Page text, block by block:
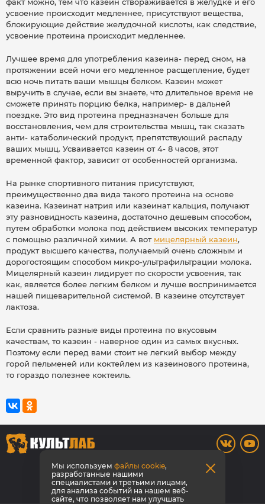
факт можно, тем что казеин створаживается в желудке и его
усвоение происходит медленнее, присутствуют вещества,
блокирующие действие желудочной кислоты, как следствие,
усвоение протеина происходит медленнее.
Лучшее время для употребления казеина- перед сном, на
протяжении всей ночи его медленное расщепление, будет
всю ночь питать ваши мышцы белком. Казеин может
выручить в случае, если вы знаете, что длительное время не
сможете принять порцию белка, например- в дальней
поездке. Это вид протеина предназначен больше для
восстановления, чем для строительства мышц, так сказать
анти- катаболический продукт, препятствующий распаду
ваших мышц. Усваивается казеин от 4- 8 часов, этот
временной фактор, зависит от особенностей организма.
На рынке спортивного питания присутствуют,
преимущественно два вида такого протеина на основе
казеина. Казеинат натрия или казеинат кальция, получают
эту разновидность казеина, достаточно дешевым способом,
путем обработки молока под действием высоких температур
с помощью различной химии. А вот мицелярный казеин,
продукт высшего качества, получаемый очень сложным и
дорогостоящим способом микро-ультрафильтрации молока.
Мицелярный казеин лидирует по скорости усвоения, так
как, является более легким белком и лучше воспринимается
нашей пищеварительной системой. В казеине отсутствует
лактоза.
Если сравнить разные виды протеина по вкусовым
качествам, то казеин - наверное один из самых вкусных.
Поэтому если перед вами стоит не легкий выбор между
горой пельменей или коктейлем из казеинового протеина,
то гораздо полезнее коктеиль.
8 800 700-42-31
Заказать звонок
Мы используемфайлы cookie,
разработанные нашими
специалистами и третьими лицами,
для анализа событий на нашем веб-
сайте, что позволяет нам улучшать